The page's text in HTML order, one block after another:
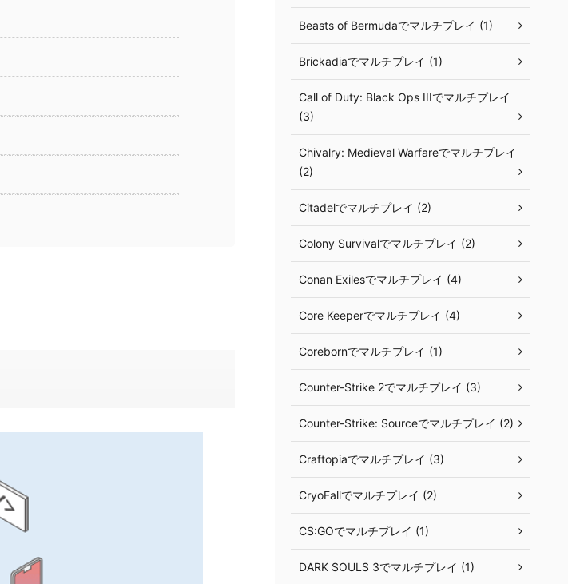
Beasts of Bermudaでマルチプレイ (1)
Brickadiaでマルチプレイ (1)
Call of Duty: Black Ops IIIでマルチプレイ
(3)
Chivalry: Medieval Warfareでマルチプレイ
(2)
Citadelでマルチプレイ (2)
Colony Survivalでマルチプレイ (2)
Conan Exilesでマルチプレイ (4)
Core Keeperでマルチプレイ (4)
Corebornでマルチプレイ (1)
Counter-Strike 2でマルチプレイ (3)
Counter-Strike: Sourceでマルチプレイ (2)
Craftopiaでマルチプレイ (3)
CryoFallでマルチプレイ (2)
CS:GOでマルチプレイ (1)
DARK SOULS 3でマルチプレイ (1)